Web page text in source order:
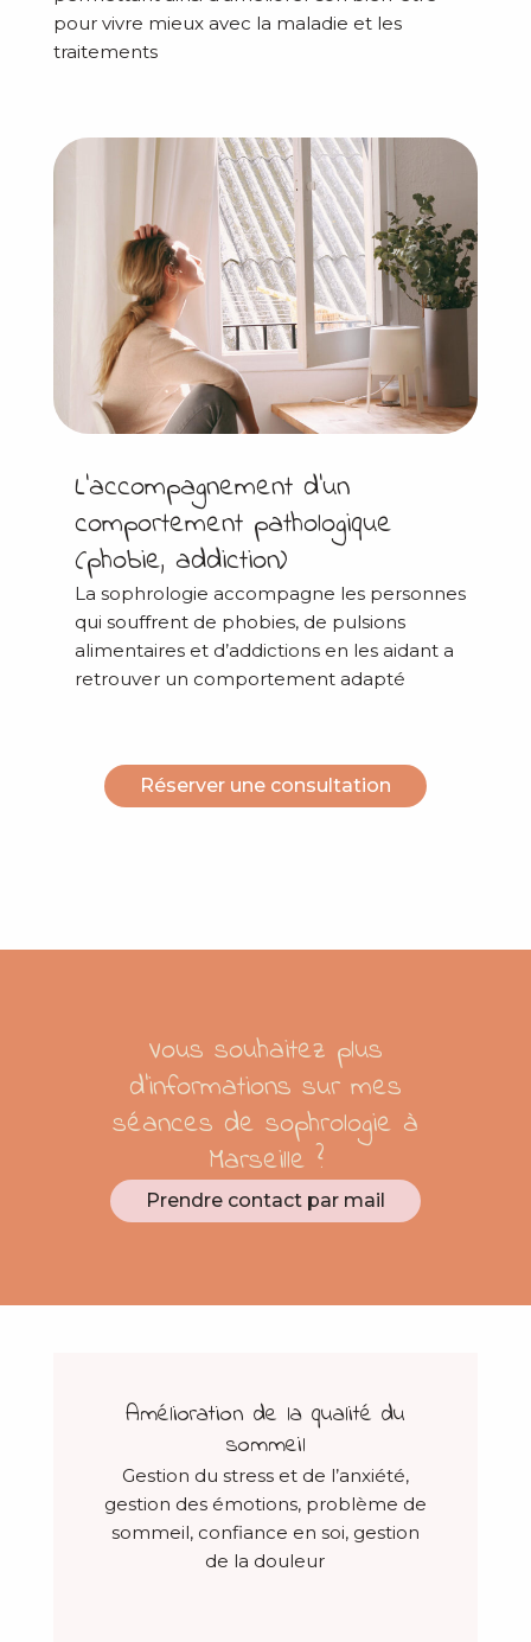
pour vivre mieux avec la maladie et les
traitements
L’accompagnement d’un
comportement pathologique
(phobie, addiction)
La sophrologie accompagne les personnes
qui souffrent de phobies, de pulsions
alimentaires et d’addictions en les aidant a
retrouver un comportement adapté
Réserver une consultation
Vous souhaitez plus
d’informations sur mes
séances de sophrologie à
Marseille ?
Prendre contact par mail
Amélioration de la qualité du
sommeil
Gestion du stress et de l’anxiété,
gestion des émotions, problème de
sommeil, confiance en soi, gestion
de la douleur